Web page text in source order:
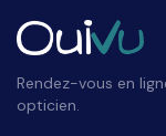
Rendez-vous en
opticien.